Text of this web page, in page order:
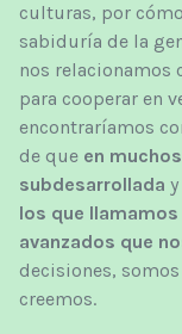
culturas, por
sabiduría de la
nos relacionamos
para cooperar en
encontraríamos
de que en
subdesarrollada
los que
avanzados que
decisiones,
creemos.